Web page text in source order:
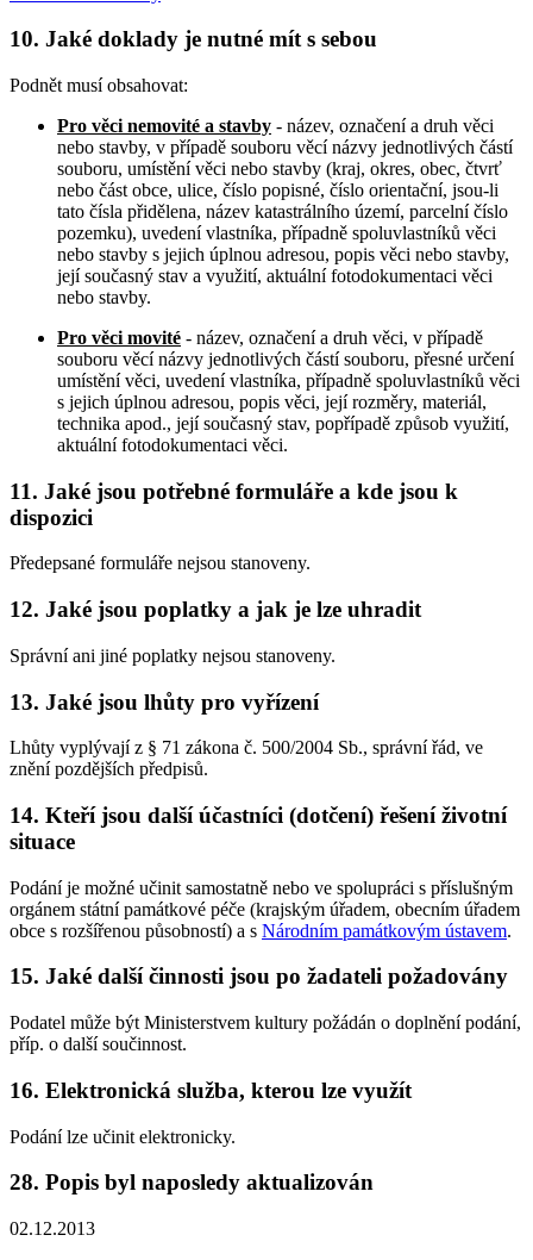
10. Jaké doklady je nutné mít s sebou
Podnět musí obsahovat:
Pro věci nemovité a stavby - název, označení a druh věci
nebo stavby, v případě souboru věcí názvy jednotlivých částí
souboru, umístění věci nebo stavby (kraj, okres, obec, čtvrť
nebo část obce, ulice, číslo popisné, číslo orientační, jsou-li
tato čísla přidělena, název katastrálního území, parcelní číslo
pozemku), uvedení vlastníka, případně spoluvlastníků věci
nebo stavby s jejich úplnou adresou, popis věci nebo stavby,
její současný stav a využití, aktuální fotodokumentaci věci
nebo stavby.
Pro věci movité - název, označení a druh věci, v případě
souboru věcí názvy jednotlivých částí souboru, přesné určení
umístění věci, uvedení vlastníka, případně spoluvlastníků věci
s jejich úplnou adresou, popis věci, její rozměry, materiál,
technika apod., její současný stav, popřípadě způsob využití,
aktuální fotodokumentaci věci.
11. Jaké jsou potřebné formuláře a kde jsou k
dispozici
Předepsané formuláře nejsou stanoveny.
12. Jaké jsou poplatky a jak je lze uhradit
Správní ani jiné poplatky nejsou stanoveny.
13. Jaké jsou lhůty pro vyřízení
Lhůty vyplývají z § 71 zákona č. 500/2004 Sb., správní řád, ve
znění pozdějších předpisů.
14. Kteří jsou další účastníci (dotčení) řešení životní
situace
Podání je možné učinit samostatně nebo ve spolupráci s příslušným
orgánem státní památkové péče (krajským úřadem, obecním úřadem
obce s rozšířenou působností) a s Národním památkovým ústavem.
15. Jaké další činnosti jsou po žadateli požadovány
Podatel může být Ministerstvem kultury požádán o doplnění podání,
příp. o další součinnost.
16. Elektronická služba, kterou lze využít
Podání lze učinit elektronicky.
28. Popis byl naposledy aktualizován
02.12.2013